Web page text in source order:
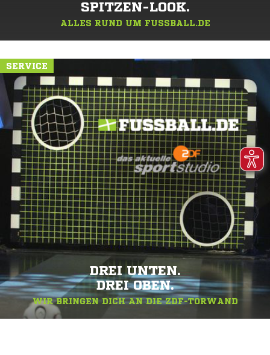
SPITZEN-LOOK.
ALLES RUND UM FUSSBALL.DE
SERVICE
DREI UNTEN.
DREI OBEN.
WIR BRINGEN DICH AN DIE ZDF-TORWAND